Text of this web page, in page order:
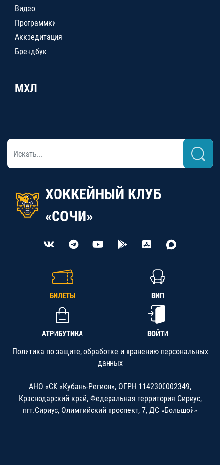
Видео
Программки
Аккредитация
Брендбук
МХЛ
ХОККЕЙНЫЙ КЛУБ
«СОЧИ»
БИЛЕТЫ ВИП
АТРИБУТИКА ВОЙТИ
Политика по защите, обработке и хранению персональных
данных
АНО «СК «Кубань-Регион», ОГРН 1142300002349,
Краснодарский край, Федеральная территория Сириус,
пгт.Сириус, Олимпийский проспект, 7, ДС «Большой»